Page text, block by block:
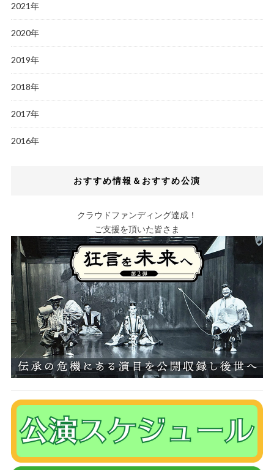
2021年
2020年
2019年
2018年
2017年
2016年
おすすめ情報＆おすすめ公演
クラウドファンディング達成！
ご支援を頂いた皆さま